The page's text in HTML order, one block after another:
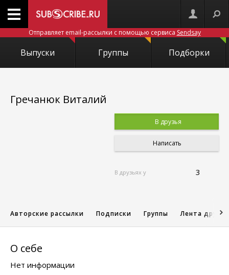
Отправляет email-рассылки с помощью сервиса Sendsay
Выпуски Группы Подборки
Гречанюк Виталий
В друзья
Написать
В друзьях у 3
Авторские рассылки Подписки Группы Лента друзей
О себе
Нет информации